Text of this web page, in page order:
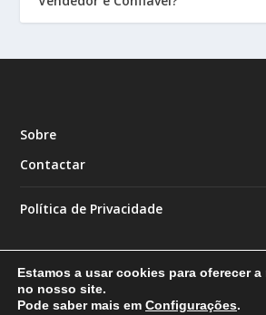
Sobre
Contactar
Política de Privacidade
Estamos a usar cookies para oferecer
no nosso site.
Pode saber mais em Configurações.